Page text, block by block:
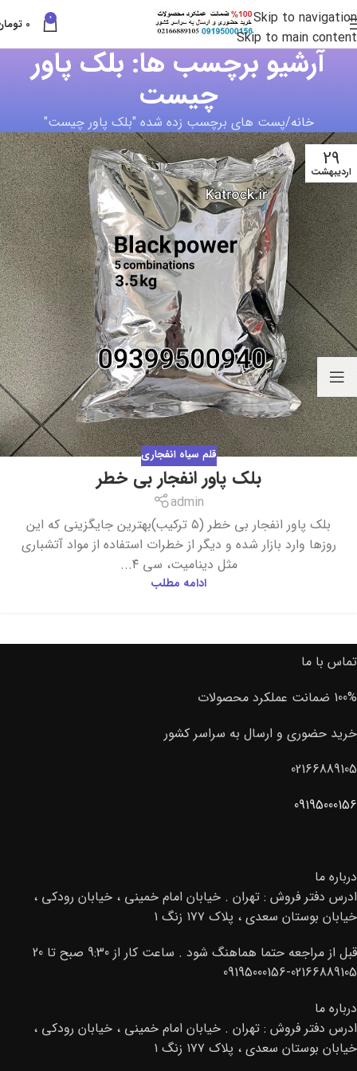
Skip to navigation
Skip to main content
0
0
آرشیو برچسب ها: بلک پاور
چیست
خانه پست های برچسب زده شده "بلک پاور چیست"
29
اردیبهشت
قلم سیاه انفجاری
بلک پاور انفجار بی خطر
admin
بلک پاور انفجار بی خطر (۵ ترکیب)بهترین جایگزینی که این
روزها وارد بازار شده و دیگر از خطرات استفاده از مواد آتشباری
مثل دینامیت، سی ۴...
ادامه مطلب
تماس با ما
100% ضمانت عملکرد محصولات
خرید حضوری و ارسال به سراسر کشور
02166889105
09195000156
درباره ما
ادرس دفتر فروش : تهران . خیابان امام خمینی ، خیابان رودکی ،
خیابان بوستان سعدی ، پلاک ۱۷۷ زنگ ۱
قبل از مراجعه حتما هماهنگ شود . ساعت کار از 9:30 صبح تا 20
02166889105-09195000156
درباره ما
ادرس دفتر فروش : تهران . خیابان امام خمینی ، خیابان رودکی ،
خیابان بوستان سعدی ، پلاک ۱۷۷ زنگ ۱